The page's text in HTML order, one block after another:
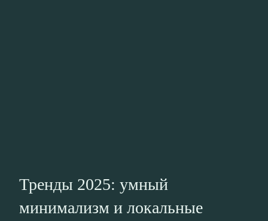
Тренды 2025: умный
минимализм и локальные